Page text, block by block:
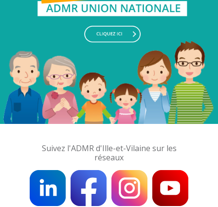
Suivez l'ADMR d'Ille-et-Vilaine sur les
réseaux